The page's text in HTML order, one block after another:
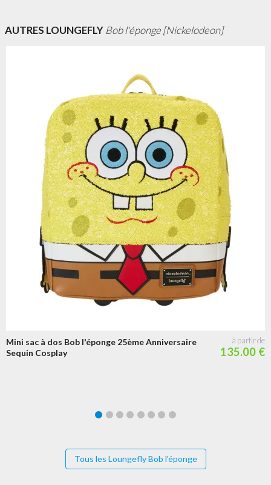
AUTRES LOUNGEFLY Bob l'éponge [Nickelodeon]
Mini sac à dos Bob l'éponge 25ème Anniversaire
Sequin Cosplay
135.00 €
Tous les Loungefly Bob l'éponge